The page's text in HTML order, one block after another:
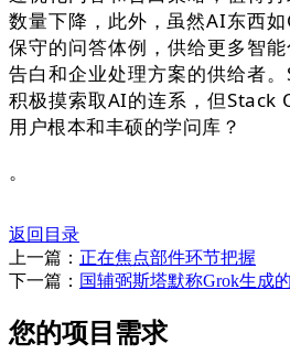
数量下降，此外，虽然AI东西
保守的问答体例，供给更多智
告白和企业处理方案的供给者
积极摸索取AI的连系，但Stack
用户根本和丰硕的学问库？
。
返回目录
上一篇： 正在焦点部件环节把握
下一篇： 国辅弼斯塔默称Grok生成
您的项目需求